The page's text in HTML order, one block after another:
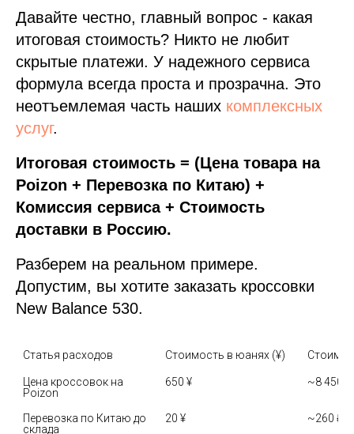
Давайте честно, главный вопрос - какая
итоговая стоимость? Никто не любит
скрытые платежи. У надежного сервиса
формула всегда проста и прозрачна. Это
неотъемлемая часть наших комплексных
услуг.
Итоговая стоимость = (Цена товара на
Poizon + Перевозка по Китаю) +
Комиссия сервиса + Стоимость
доставки в Россию.
Разберем на реальном примере.
Допустим, вы хотите заказать кроссовки
New Balance 530.
Статья расходов Стоимость в юанях (¥)
Цена кроссовок на
Poizon
650 ¥ ~8 450 ₽
Перевозка по Китаю до
склада
20 ¥ ~260 ₽